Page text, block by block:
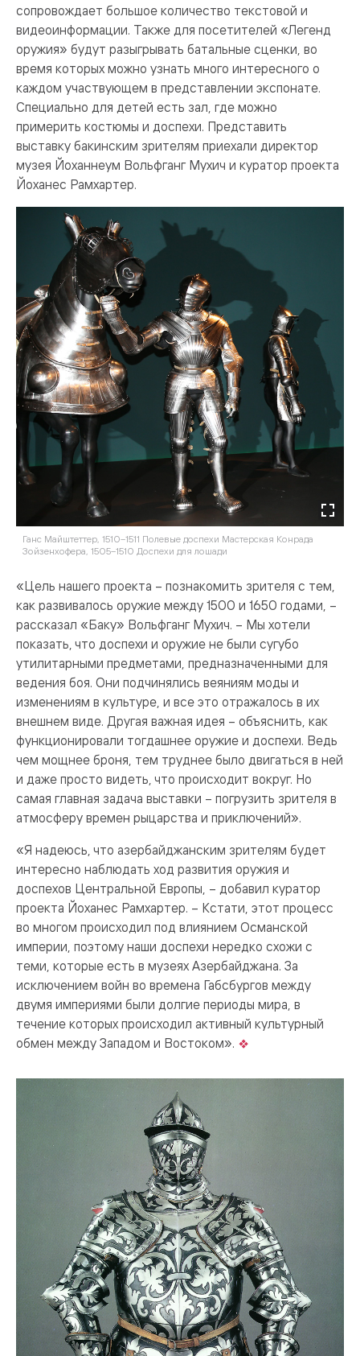
сопровождает большое количество текстовой и
видеоинформации. Также для посетителей «Легенд
оружия» будут разыгрывать батальные сценки, во
время которых можно узнать много интересного о
каждом участвующем в представлении экспонате.
Специально для детей есть зал, где можно
примерить костюмы и доспехи. Представить
выставку бакинским зрителям приехали директор
музея Йоханнеум Вольфганг Мухич и куратор проекта
Йоханес Рамхартер.
Ганс Майштеттер, 1510–1511 Полевые доспехи Мастерская Конрада
Зойзенхофера, 1505–1510 Доспехи для лошади
«Цель нашего проекта – познакомить зрителя с тем,
как развивалось оружие между 1500 и 1650 годами, –
рассказал «Баку» Вольфганг Мухич. – Мы хотели
показать, что доспехи и оружие не были сугубо
утилитарными предметами, предназначенными для
ведения боя. Они подчинялись веяниям моды и
изменениям в культуре, и все это отражалось в их
внешнем виде. Другая важная идея – объяснить, как
функционировали тогдашнее оружие и доспехи. Ведь
чем мощнее броня, тем труднее было двигаться в ней
и даже просто видеть, что происходит вокруг. Но
самая главная задача выставки – погрузить зрителя в
атмосферу времен рыцарства и приключений».
«Я надеюсь, что азербайджанским зрителям будет
интересно наблюдать ход развития оружия и
доспехов Центральной Европы, – добавил куратор
проекта Йоханес Рамхартер. – Кстати, этот процесс
во многом происходил под влиянием Османской
империи, поэтому наши доспехи нередко схожи с
теми, которые есть в музеях Азербайджана. За
исключением войн во времена Габсбургов между
двумя империями были долгие периоды мира, в
течение которых происходил активный культурный
обмен между Западом и Востоком».